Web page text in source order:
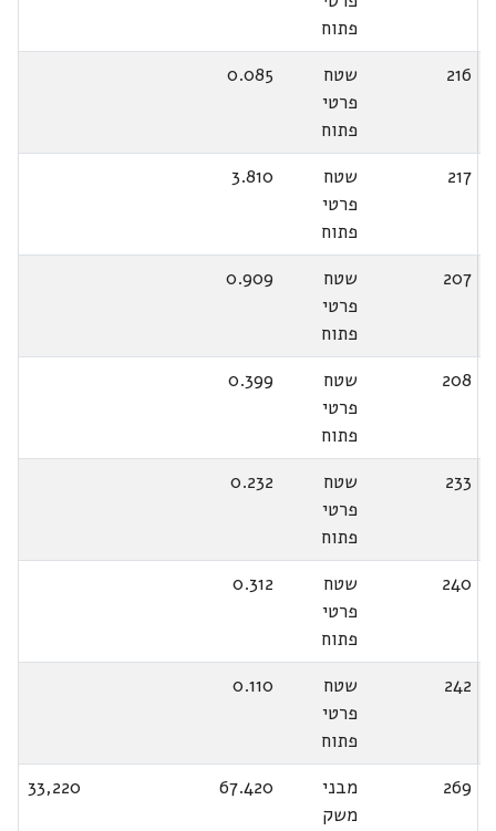
פתוח
216
שטח
פרטי
פתוח
0.085
217
שטח
פרטי
פתוח
3.810
207
שטח
פרטי
פתוח
0.909
208
שטח
פרטי
פתוח
0.399
233
שטח
פרטי
פתוח
0.232
240
שטח
פרטי
פתוח
0.312
242
שטח
פרטי
פתוח
0.110
269
מבני
משק
67.420
33,220